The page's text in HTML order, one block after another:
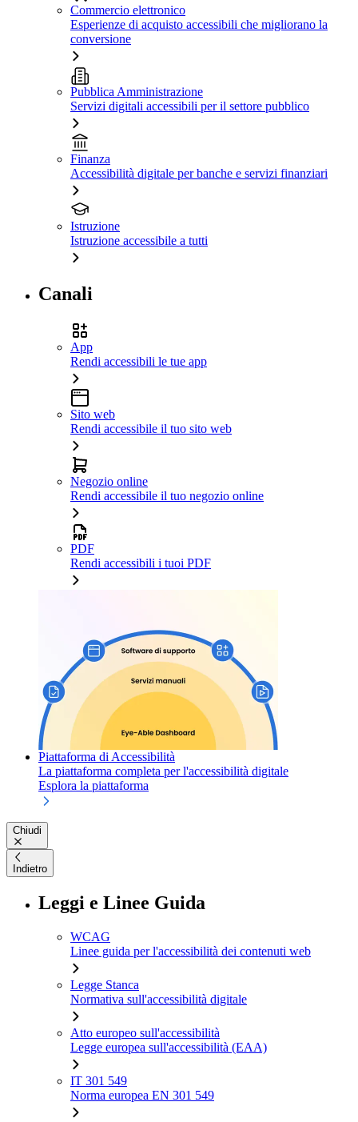
Commercio elettronico
Esperienze di acquisto accessibili che migliorano la
conversione
Pubblica Amministrazione
Servizi digitali accessibili per il settore pubblico
Finanza
Accessibilità digitale per banche e servizi finanziari
Istruzione
Istruzione accessibile a tutti
Canali
App
Rendi accessibili le tue app
Sito web
Rendi accessibile il tuo sito web
Negozio online
Rendi accessibile il tuo negozio online
PDF
Rendi accessibili i tuoi PDF
Piattaforma di Accessibilità
La piattaforma completa per l'accessibilità digitale
Esplora la piattaforma
Chiudi
Indietro
Leggi e Linee Guida
WCAG
Linee guida per l'accessibilità dei contenuti web
Legge Stanca
Normativa sull'accessibilità digitale
Atto europeo sull'accessibilità
Legge europea sull'accessibilità (EAA)
IT 301 549
Norma europea EN 301 549